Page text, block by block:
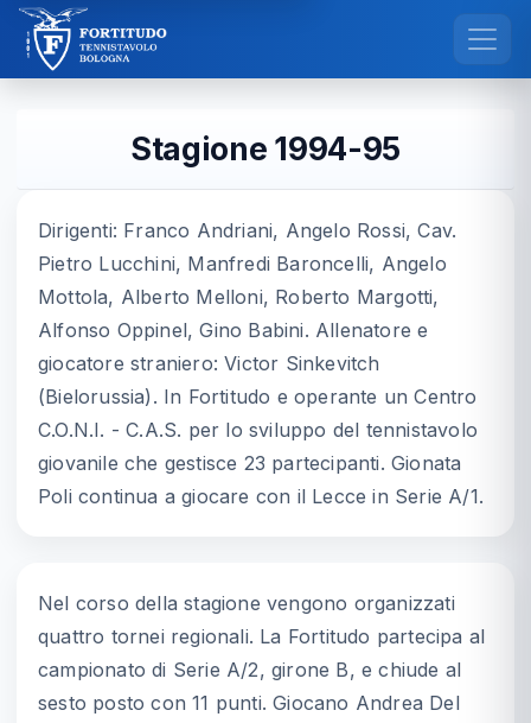
Stagione 1994-95
Dirigenti: Franco Andriani, Angelo Rossi, Cav.
Pietro Lucchini, Manfredi Baroncelli, Angelo
Mottola, Alberto Melloni, Roberto Margotti,
Alfonso Oppinel, Gino Babini. Allenatore e
giocatore straniero: Victor Sinkevitch
(Bielorussia). In Fortitudo e operante un Centro
C.O.N.I. - C.A.S. per lo sviluppo del tennistavolo
giovanile che gestisce 23 partecipanti. Gionata
Poli continua a giocare con il Lecce in Serie A/1.
Nel corso della stagione vengono organizzati
quattro tornei regionali. La Fortitudo partecipa al
campionato di Serie A/2, girone B, e chiude al
sesto posto con 11 punti. Giocano Andrea Del